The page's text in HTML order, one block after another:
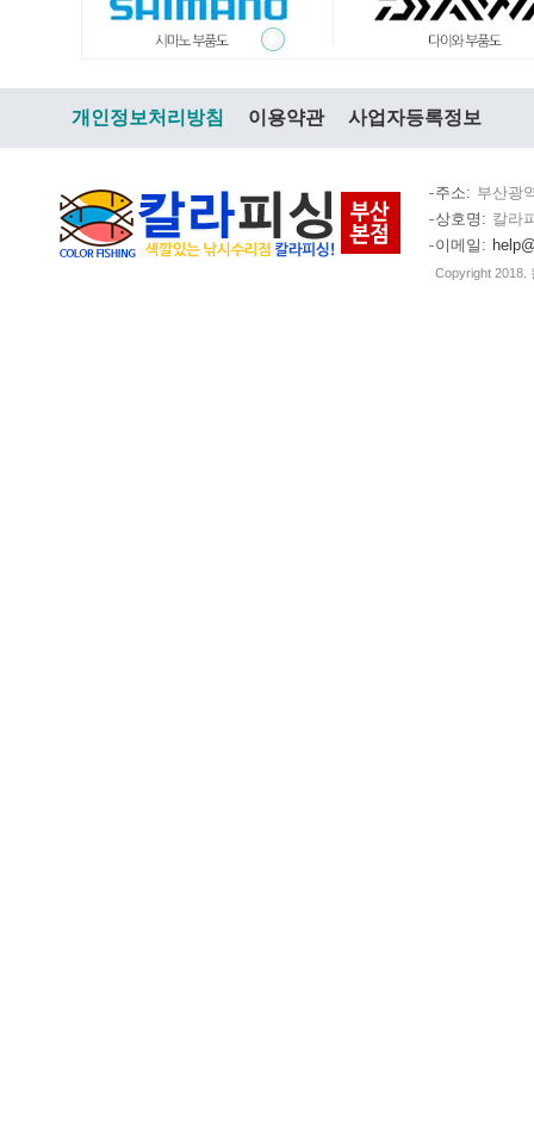
개인정보처리방침 이용약관 사업자등록정보
주소
부산광
상호명
칼라
이메일
Copyright 2018.